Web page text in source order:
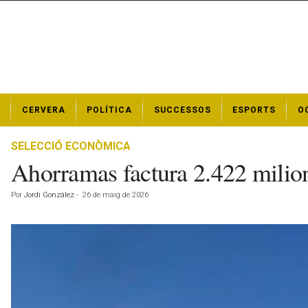
t
CERVERA POLÍTICA SUCCESSOS ESPORTS
SELECCIÓ ECONÒMICA
Ahorramas factura 2.422
Por Jordi González - 26 de maig de 2026